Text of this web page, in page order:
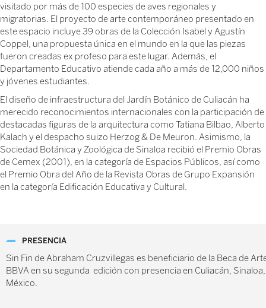
visitado por más de 100 especies de aves regionales y
migratorias. El proyecto de arte contemporáneo presentado en
este espacio incluye 39 obras de la Colección Isabel y Agustín
Coppel, una propuesta única en el mundo en la que las piezas
fueron creadas ex profeso para este lugar. Además, el
Departamento Educativo atiende cada año a más de 12,000 niños
y jóvenes estudiantes.
El diseño de infraestructura del Jardín Botánico de Culiacán ha
merecido reconocimientos internacionales con la participación de
destacadas figuras de la arquitectura como Tatiana Bilbao, Alberto
Kalach y el despacho suizo Herzog & De Meuron. Asimismo, la
Sociedad Botánica y Zoológica de Sinaloa recibió el Premio Obras
de Cemex (2001), en la categoría de Espacios Públicos, así como
el Premio Obra del Año de la Revista Obras de Grupo Expansión
en la categoría Edificación Educativa y Cultural.
PRESENCIA
Sin Fin de Abraham Cruzvillegas es beneficiario de la Beca de
BBVA en su segunda edición con presencia en Culiacán, Sinaloa,
México.